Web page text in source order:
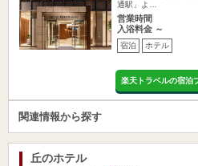
通駅」よ…
営業時間
入浴料金 ～
宿泊 ホテル
楽天トラベルの宿泊
関連情報から探す
丘のホテル